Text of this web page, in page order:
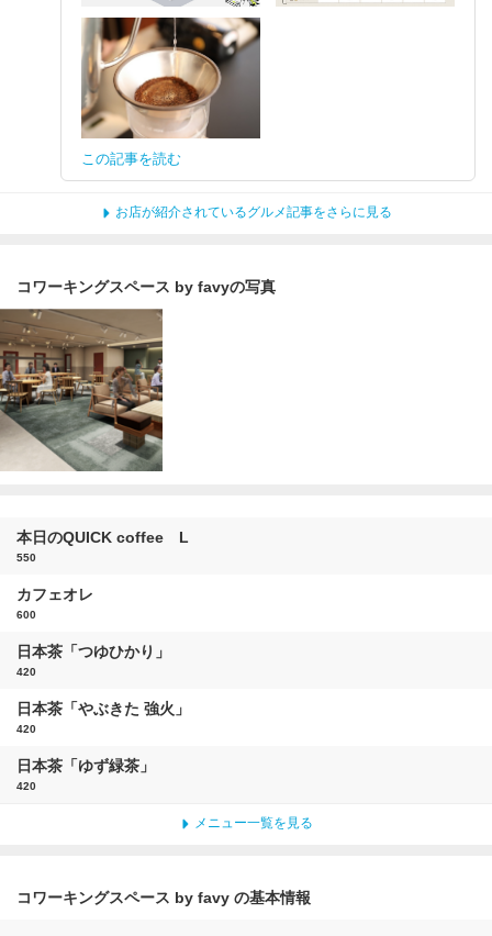
この記事を読む
お店が紹介されているグルメ記事をさらに見る
コワーキングスペース by favyの写真
本日のQUICK coffee L
550
カフェオレ
600
日本茶「つゆひかり」
420
日本茶「やぶきた 強火」
420
日本茶「ゆず緑茶」
420
メニュー一覧を見る
コワーキングスペース by favy の基本情報